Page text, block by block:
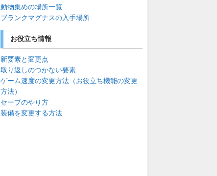
動物集めの場所一覧
ブランクマグナスの入手場所
お役立ち情報
新要素と変更点
取り返しのつかない要素
ゲーム速度の変更方法（お役立ち機能の変更
方法）
セーブのやり方
装備を変更する方法